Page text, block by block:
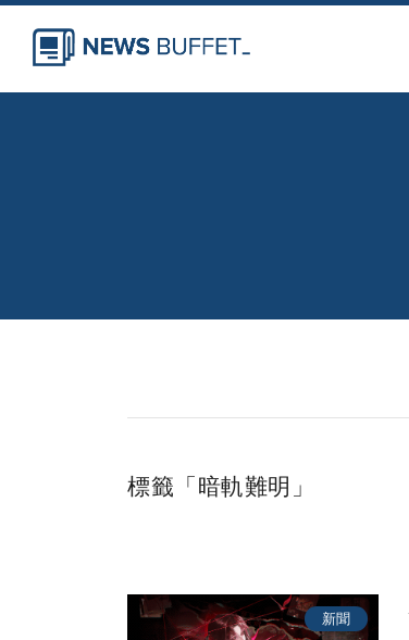
標籤「暗軌難明」
新聞